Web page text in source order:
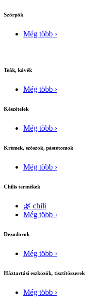
Szörpök
Még több ›
Teák, kávék
Még több ›
Készételek
Még több ›
Krémek, szószok, pástétomok
Még több ›
Chilis termékek
🌿 chili
Még több ›
Dezodorok
Még több ›
Háztartási eszközök, tisztítószerek
Még több ›